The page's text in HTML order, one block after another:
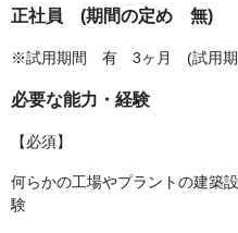
正社員 (期間の定め 無)
※試用期間 有 3ヶ月 (試用期
必要な能力・経験
【必須】
何らかの工場やプラントの建築
験